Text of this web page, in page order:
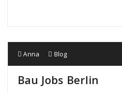
Anna Blog
Bau Jobs Berlin